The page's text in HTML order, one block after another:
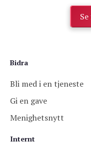
Bidra
Bli med i en tjeneste
Gi en gave
Menighetsnytt
Internt